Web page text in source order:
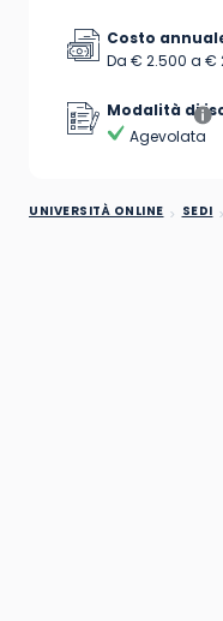
Costo
Da € 2.500 a €
Modalità di
Agevolata
UNIVERSITÀ ONLINE SEDI